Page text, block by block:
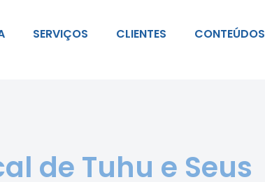
SERVIÇOS CLIENTES CONTEÚDOS
de Tuhu e Seus